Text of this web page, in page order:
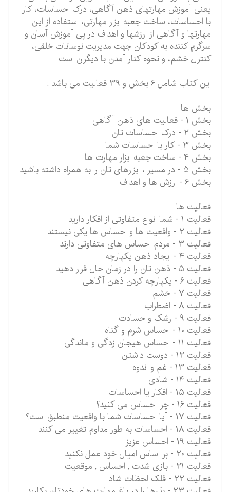
یعنی آموزش مهارتهای ذهن آگاهی، درک احساسات، کار
با احساسات، ساخت جعبه ابزار مهارتی، استفاده از این
مهارتها و آگاهی از ارزش­ها و اهداف در پی آموزش آسان و
سرگرم کننده به کودکان جهت مدیریت نوسانات خلقی،
کنترل خشم، و نحوه کنار آمدن با دیگران است
این کتاب شامل 6 بخش و 39 فعالیت می باشد :
بخش ها
بخش 1 - فعالیت های ذهن آگاهی
بخش 2 - درک احساسات تان
بخش 3 - کار با احساسات شما
بخش 4 - ساخت جعبه ابزار مهارت ها
بخش 5 - در مسیر ، ابزارهای تان را به همراه داشته باشید
بخش 6 - ارزش ها و اهداف
فعالیت ها
فعالیت 1 - شما انواع متفاوتی از افکار دارید
فعالیت 2 - واقعیت ها و احساس ها یکی نیستند
فعالیت 3 - مردم احساس های متفاوتی دارند
فعالیت 4 - ایجاد ذهن یکپارچه
فعالیت 5 - ذهن تان را در زمان حال قرار دهید
فعالیت 6 - یکپارچه کردن ذهن آگاهی
فعالیت 7 - خشم
فعالیت 8 - اضطراب
فعالیت 9 - رشک و حسادت
فعالیت 10 - احساس شرم و گناه
فعالیت 11 - احساس هیجان زدگی و ماندگی
فعالیت 12 - دوست داشتن
فعالیت 13 - غم و اندوه
فعالیت 14 - شادی
فعالیت 15 - افکار یا احساسات
فعالیت 16 - چرا احساس می کنید؟
فعالیت 17 - آیا احساسات شما با واقعیت منطبق است؟
فعالیت 18 - احساسات به طور مداوم تغییر می کنند
فعالیت 19 - احساس عزیز
فعالیت 20 - بر اساس امیال خود عمل نکنید
فعالیت 21 - بازی شدت , احساس , موقعیت
فعالیت 22 - قلک لحظات شاد